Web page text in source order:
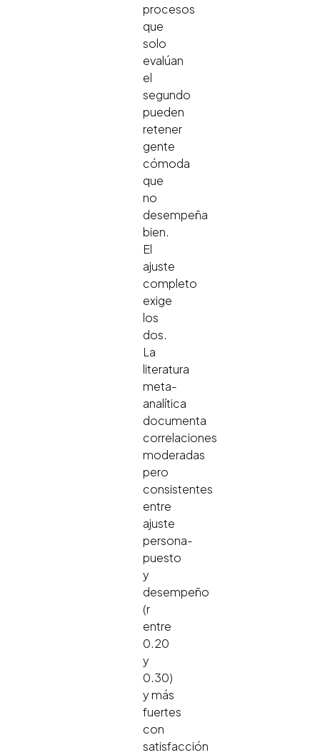
procesos
que
solo
evalúan
el
segundo
pueden
retener
gente
cómoda
que
no
desempeña
bien.
El
ajuste
completo
exige
los
dos.
La
literatura
meta-
analítica
documenta
correlaciones
moderadas
pero
consistentes
entre
ajuste
persona-
puesto
y
desempeño
(r
entre
0.20
y
0.30)
y más
fuertes
con
satisfacción